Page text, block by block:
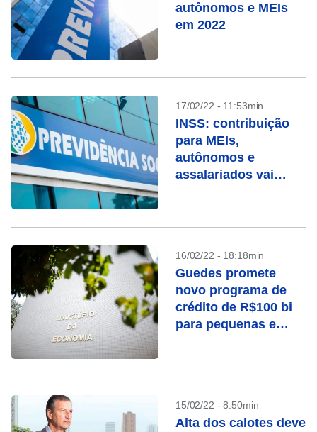
autônomos e MEIs
em 2022
17/02/22 - 11:53min
INSS: contribuição
para MEIs,
autônomos e
assalariados vai
16/02/22 - 18:18min
Guedes promete
novo programa de
crédito de R$100 bi
para pequenas e
15/02/22 - 8:50min
Alta dos calotes deve